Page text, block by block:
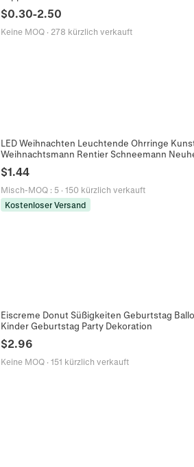
$0.30-2.50
Keine MOQ · 278 kürzlich verkauft
LED Weihnachten Leuchtende Ohrringe
Weihnachtsmann Rentier Schneemann
$1.44
Misch-MOQ : 5 · 150 kürzlich verkauft
Kostenloser Versand
Eiscreme Donut Süßigkeiten Geburtstag
Kinder Geburtstag Party Dekoration
$2.96
Keine MOQ · 151 kürzlich verkauft